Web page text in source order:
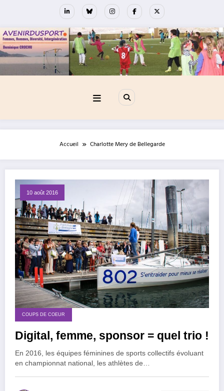
Accueil Charlotte Mery de Bellegarde
10 août 2016
COUPS DE COEUR
Digital, femme, sponsor = quel trio !
En 2016, les équipes féminines de sports collectifs évoluant
en championnat national, les athlètes de…